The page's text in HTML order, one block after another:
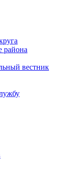
района
вестник